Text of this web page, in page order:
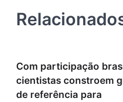
Com participação
cientistas constroem
de referência para